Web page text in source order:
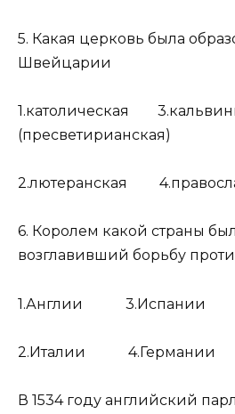
5. Какая церковь была
Швейцарии
1.католическая
(пресветирианская)
2.лютеранская
6. Королем какой страны
возглавивший борьбу
1.Англии 3.Испании
2.Италии 4.Германии
В 1534 году английский